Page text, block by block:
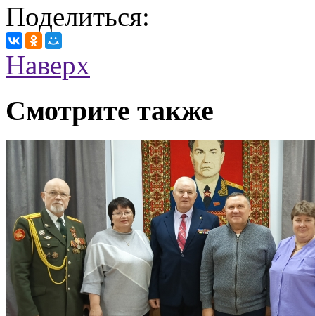
Поделиться:
Наверх
Смотрите также